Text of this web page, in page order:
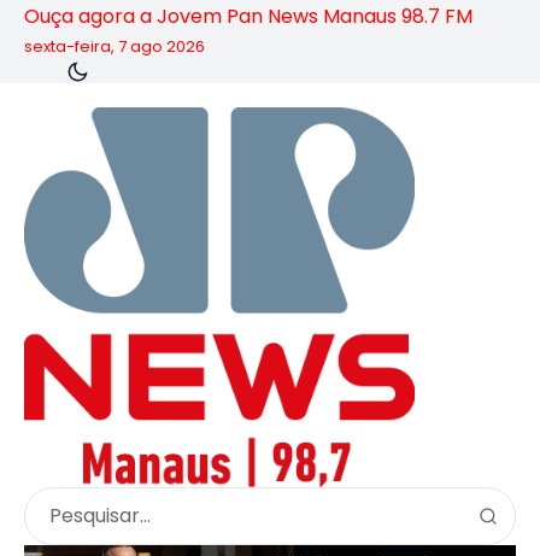
Ouça agora a Jovem Pan News Manaus 98.7 FM
sexta-feira, 7 ago 2026